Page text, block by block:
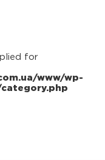
for
www/wp-